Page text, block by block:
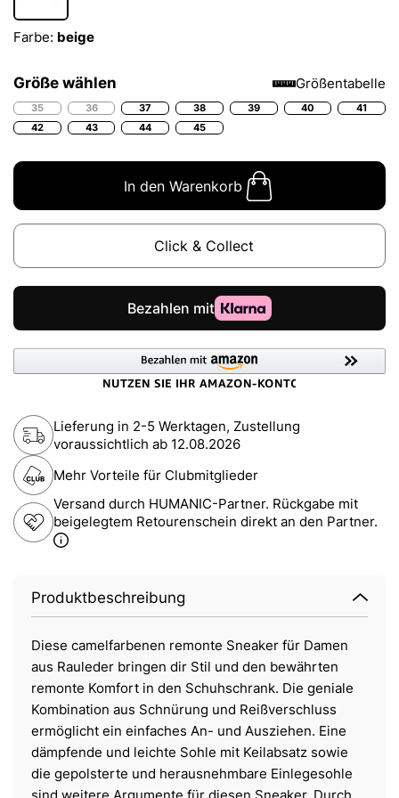
Farbe: beige
Größe wählen Größentabelle
35 36 37 38 39 40
41
42
43 44 45
In den Warenkorb
Click & Collect
Lieferung in 2-5 Werktagen, Zustellung
voraussichtlich ab 12.08.2026
Mehr Vorteile für Clubmitglieder
Versand durch HUMANIC-Partner. Rückgabe mit
beigelegtem Retourenschein direkt an den Partner.
Produktbeschreibung
Diese camelfarbenen remonte Sneaker für Damen
aus Rauleder bringen dir Stil und den bewährten
remonte Komfort in den Schuhschrank. Die geniale
Kombination aus Schnürung und Reißverschluss
ermöglicht ein einfaches An- und Ausziehen. Eine
dämpfende und leichte Sohle mit Keilabsatz sowie
die gepolsterte und herausnehmbare Einlegesohle